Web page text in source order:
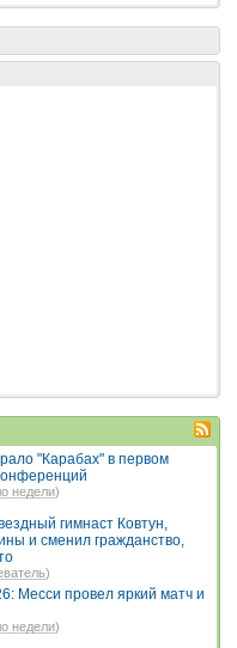
"Карабах" в первом
недели)
гимнаст Ковтун,
и сменил гражданство,
)
Месси провел яркий матч и
недели)